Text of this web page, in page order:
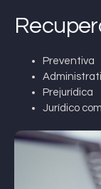
Preventiva
Prejurídica
Jurídico